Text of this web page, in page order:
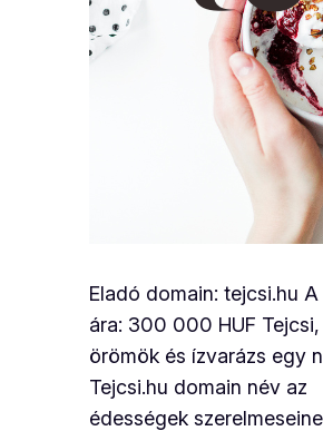
Eladó domain: tejcsi.hu
ára: 300 000 HUF
örömök és ízvarázs egy
Tejcsi.hu domain név az
édességek